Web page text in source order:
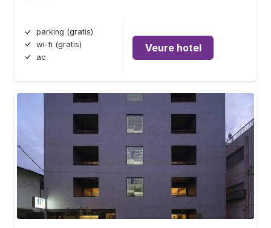
parking (gratis)
wi-fi (gratis)
ac
Veure hotel